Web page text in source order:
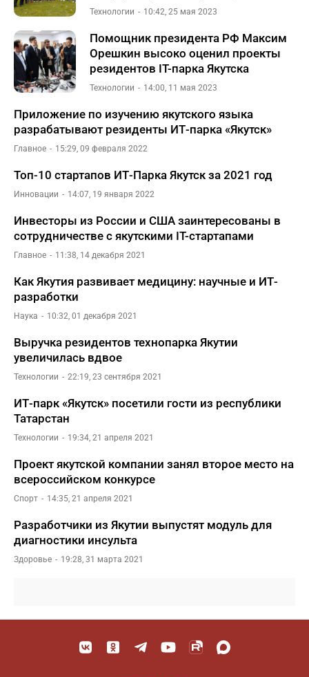
Технологии 10:42, 25 мая 2023
Помощник президента РФ Максим
Орешкин высоко оценил проекты
резидентов IT-парка Якутска
Технологии 14:00, 11 мая 2023
Приложение по изучению якутского языка
разрабатывают резиденты ИТ-парка «Якутск»
Главное 15:29, 09 февраля 2022
Топ-10 стартапов ИТ-Парка Якутск за 2021 год
Инновации 14:07, 19 января 2022
Инвесторы из России и США заинтересованы в
сотрудничестве с якутскими IT-стартапами
Главное 11:38, 14 декабря 2021
Как Якутия развивает медицину: научные и ИТ-
разработки
Наука 10:32, 01 декабря 2021
Выручка резидентов технопарка Якутии
увеличилась вдвое
Технологии 22:19, 23 сентября 2021
ИТ-парк «Якутск» посетили гости из республики
Татарстан
Технологии 19:34, 21 апреля 2021
Проект якутской компании занял второе место на
всероссийском конкурсе
Спорт 14:35, 21 апреля 2021
Разработчики из Якутии выпустят модуль для
диагностики инсульта
Здоровье 19:28, 31 марта 2021